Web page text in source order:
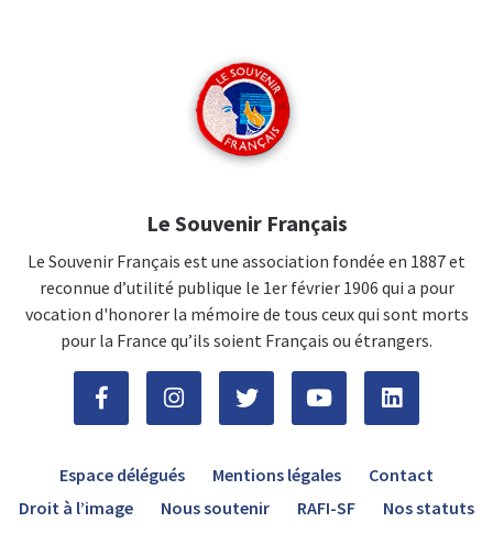
Le Souvenir Français
Le Souvenir Français est une association fondée en 1887 et
reconnue d’utilité publique le 1er février 1906 qui a pour
vocation d'honorer la mémoire de tous ceux qui sont morts
pour la France qu’ils soient Français ou étrangers.
Espace délégués Mentions légales
Contact
Droit à l’image
Nous soutenir RAFI-SF Nos statuts